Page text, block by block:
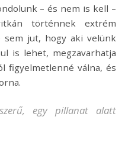
– és nem is kell –
történnek extrém
sem jut, hogy aki velünk
is lehet, megzavarhatja
figyelmetlenné válna, és
egy pillanat alatt